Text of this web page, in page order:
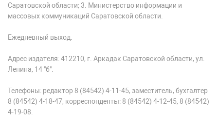
Саратовской области; 3. Министерство информации и
массовых коммуникаций Саратовской области.
Ежедневный выход.
Адрес издателя: 412210, г. Аркадак Саратовской области, ул.
Ленина, 14 "б".
Телефоны: редактор 8 (84542) 4-11-45, заместитель, бухгалтер
8 (84542) 4-18-47, корреспонденты: 8 (84542) 4-12-45, 8 (84542)
4-19-08.